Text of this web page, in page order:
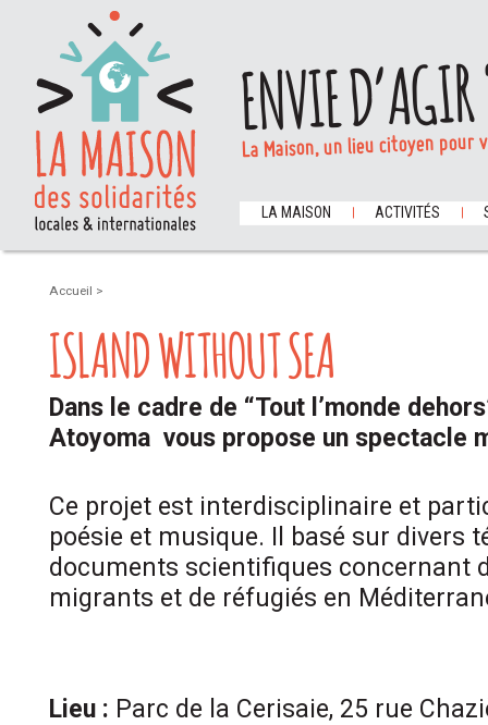
ENVIE
La Maison, un lieu citoyen
LA MAISON ACTIVITÉS
Accueil >
ISLAND WITHOUT SEA
Dans le cadre de “Tout l’monde
Atoyoma vous propose un spectacle
Ce projet est interdisciplinaire et
poésie et musique. Il basé sur divers
documents scientifiques concernant
migrants et de réfugiés en
Lieu : Parc de la Cerisaie, 25 rue